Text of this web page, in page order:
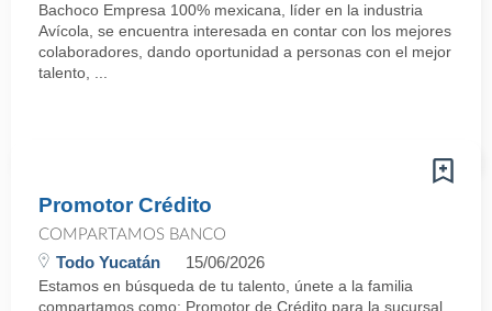
Bachoco Empresa 100% mexicana, líder en la industria
Avícola, se encuentra interesada en contar con los mejores
colaboradores, dando oportunidad a personas con el mejor
talento, ...
Promotor Crédito
COMPARTAMOS BANCO
Todo Yucatán 15/06/2026
Estamos en búsqueda de tu talento, únete a la familia
compartamos como: Promotor de Crédito para la sucursal